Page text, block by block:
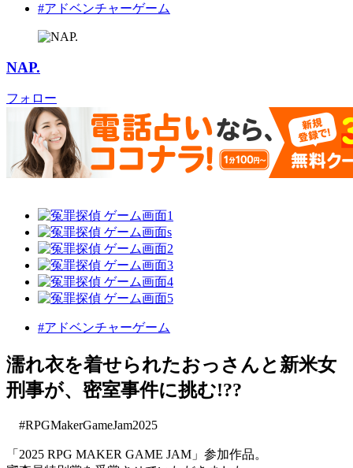
#アドベンチャーゲーム
NAP.
フォロー
#アドベンチャーゲーム
濡れ衣を着せられたおっさんと新米女
刑事が、密室事件に挑む!??
#RPGMakerGameJam2025
「2025 RPG MAKER GAME JAM」参加作品。